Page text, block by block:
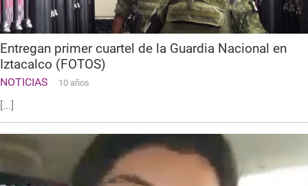
Entregan primer cuartel de la Guardia Nacional en
Iztacalco (FOTOS)
NOTICIAS 10 años
[...]